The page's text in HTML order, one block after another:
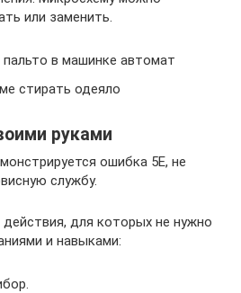
или заменить.
в машинке автомат
стирать одеяло
руками
ошибка 5Е, не
службу.
для которых не нужно
и навыками: